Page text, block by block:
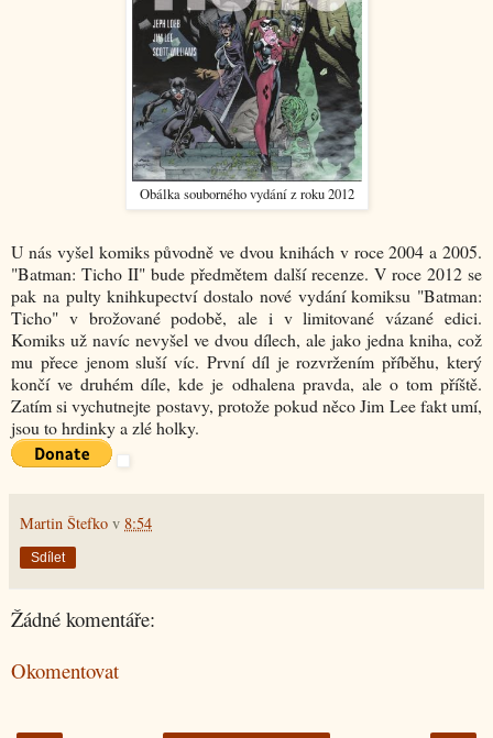
Obálka souborného vydání z roku 2012
U nás vyšel komiks původně ve dvou knihách v roce 2004 a 2005.
"Batman: Ticho II" bude předmětem další recenze. V roce 2012 se
pak na pulty knihkupectví dostalo nové vydání komiksu "Batman:
Ticho" v brožované podobě, ale i v limitované vázané edici.
Komiks už navíc nevyšel ve dvou dílech, ale jako jedna kniha, což
mu přece jenom sluší víc. První díl je rozvržením příběhu, který
končí ve druhém díle, kde je odhalena pravda, ale o tom příště.
Zatím si vychutnejte postavy, protože pokud něco Jim Lee fakt umí,
jsou to hrdinky a zlé holky.
Martin Štefko v 8:54
Sdílet
Žádné komentáře:
Okomentovat